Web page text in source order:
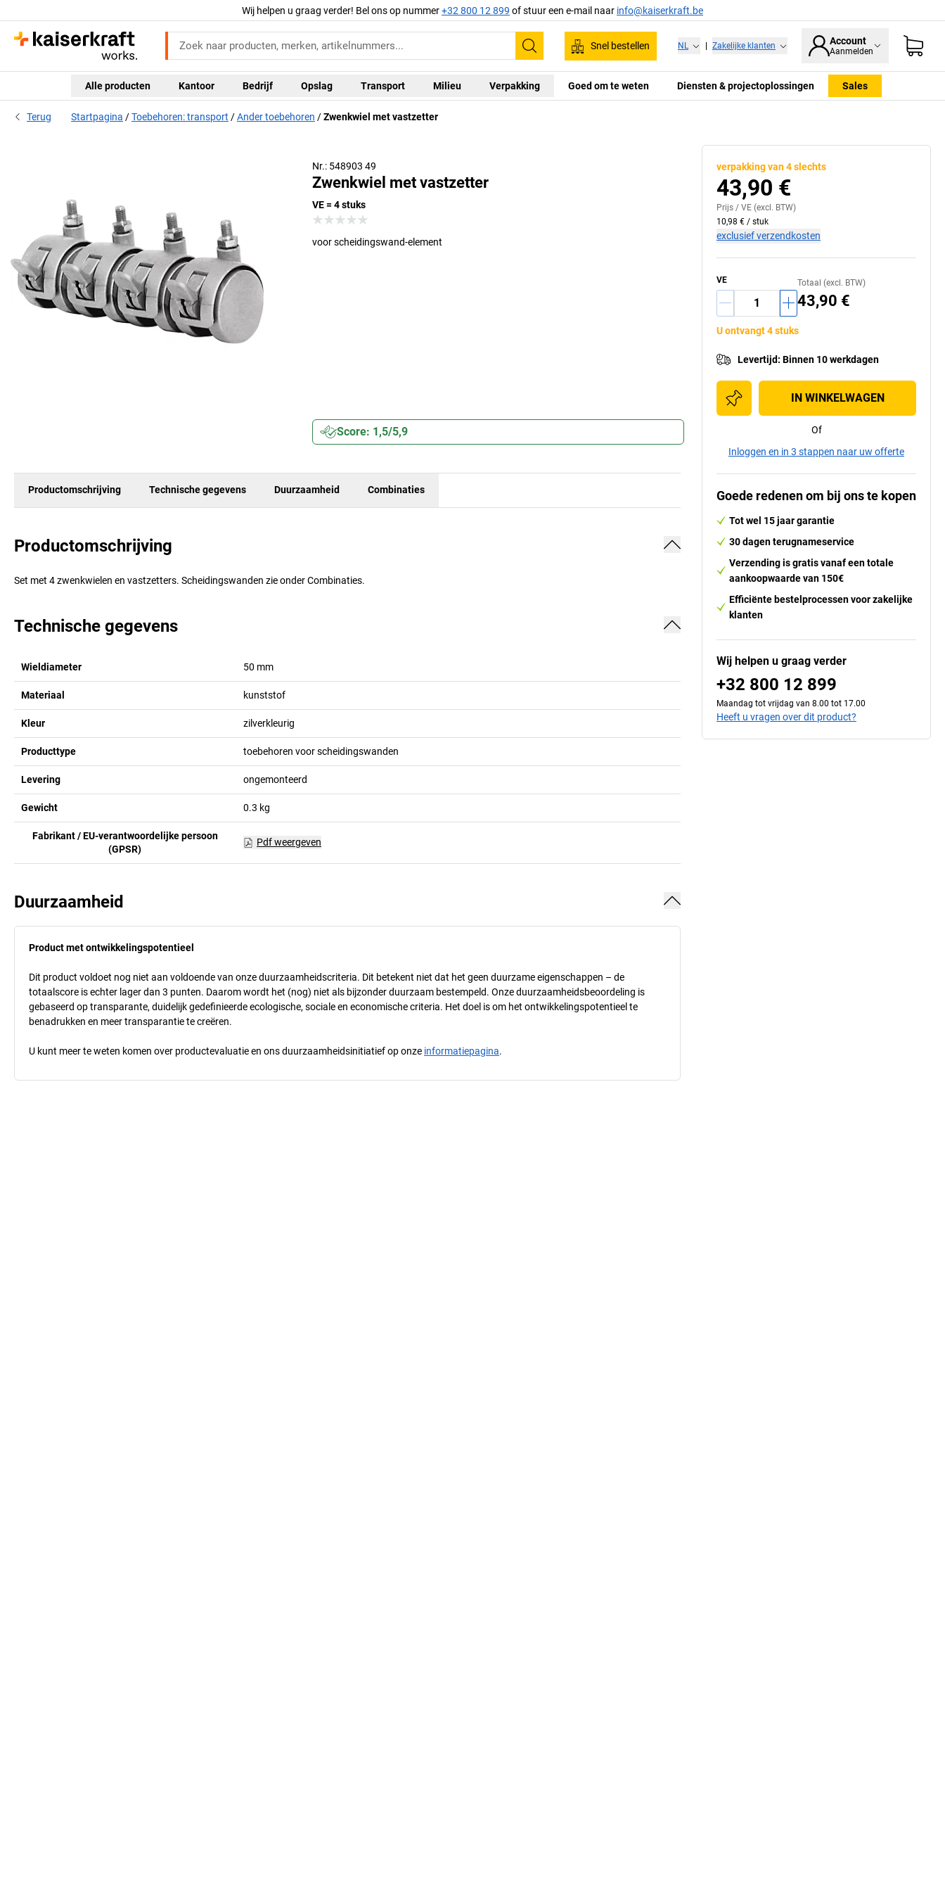
Wij helpen u graag verder! Bel ons op nummer+32 800 12 899 of stuur een e-mail naar info@kaiserkraft.be
Zoeken
Snel bestellen NL Zakelijke klanten Account
Aanmelden
Alle producten Kantoor Bedrijf Opslag Transport Milieu Verpakking Goed om te weten Diensten & projectoplossingen Sales
Terug Startpagina Toebehoren: transport Ander toebehoren Zwenkwiel met vastzetter
Nr.: 548903 49
Zwenkwiel met vastzetter
VE = 4 stuks
voor scheidingswand-element
Score: 1,5/5,9
Productomschrijving Technische gegevens Duurzaamheid Combinaties
Productomschrijving
Set met 4 zwenkwielen en vastzetters. Scheidingswanden zie onder Combinaties.
Technische gegevens
Wieldiameter 50 mm
Materiaal kunststof
Kleur zilverkleurig
Producttype toebehoren voor scheidingswanden
Levering ongemonteerd
Gewicht 0.3 kg
Fabrikant / EU-verantwoordelijke persoon
(GPSR)
Pdf weergeven
Duurzaamheid
Product met ontwikkelingspotentieel
Dit product voldoet nog niet aan voldoende van onze duurzaamheidscriteria. Dit betekent niet dat het geen duurzame eigenschappen – de
totaalscore is echter lager dan 3 punten. Daarom wordt het (nog) niet als bijzonder duurzaam bestempeld. Onze duurzaamheidsbeoordeling is
gebaseerd op transparante, duidelijk gedefinieerde ecologische, sociale en economische criteria. Het doel is om het ontwikkelingspotentieel te
benadrukken en meer transparantie te creëren.
U kunt meer te weten komen over productevaluatie en ons duurzaamheidsinitiatief op onze informatiepagina.
verpakking van 4 slechts
43,90 €
Prijs / VE (excl. BTW)
10,98 € / stuk
exclusief verzendkosten
VE Totaal (excl. BTW)
43,90 €
U ontvangt 4 stuks
Levertijd: Binnen 10 werkdagen
IN WINKELWAGEN
Of
Inloggen en in 3 stappen naar uw offerte
Goede redenen om bij ons te kopen
Tot wel 15 jaar garantie
30 dagen terugnameservice
Verzending is gratis vanaf een totale
aankoopwaarde van 150€
Efficiënte bestelprocessen voor zakelijke
klanten
Wij helpen u graag verder
+32 800 12 899
Maandag tot vrijdag van 8.00 tot 17.00
Heeft u vragen over dit product?